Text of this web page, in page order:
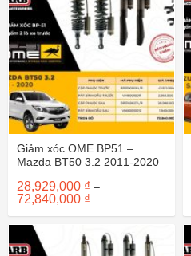
Giảm xóc OME BP51 –
Mazda BT50 3.2 2011-2020
28,929,000 ₫ –
72,840,000 ₫
từ
đến
72,840,000 ₫